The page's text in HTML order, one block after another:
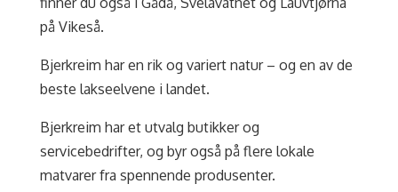
på Vikeså.
Bjerkreim har en rik og variert natur – og en av de
beste lakseelvene i landet.
Bjerkreim har et utvalg butikker og
servicebedrifter, og byr også på flere lokale
matvarer fra spennende produsenter.